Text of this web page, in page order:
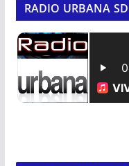
RADIO URBANA